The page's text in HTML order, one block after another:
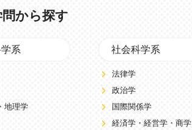
問から探す
系
地理学
社会科学系
法律学
政治学
国際関係学
経済学・経営学・商学